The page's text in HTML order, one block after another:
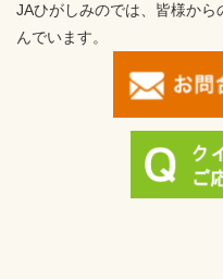
JAひがしみのでは、皆様か
んでいます。